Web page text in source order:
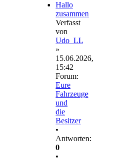
Hallo
zusammen
Verfasst
von
Udo_LL
»
15.06.2026,
15:42
Forum:
Eure
Fahrzeuge
und
die
Besitzer
•
Antworten:
0
•